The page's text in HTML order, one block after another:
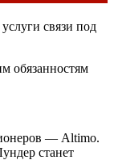
связи под
обязанностям
— Altimo.
станет